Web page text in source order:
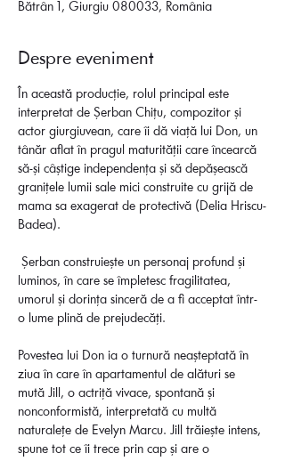
Bătrân 1, Giurgiu 080033, România
Despre eveniment
În această producție, rolul principal este
interpretat de Șerban Chițu, compozitor și
actor giurgiuvean, care îi dă viață lui Don, un
tânăr aflat în pragul maturității care încearcă
să-și câștige independența și să depășească
granițele lumii sale mici construite cu grijă de
mama sa exagerat de protectivă (Delia Hriscu-
Badea).
Șerban construiește un personaj profund și
luminos, în care se împletesc fragilitatea,
umorul și dorința sinceră de a fi acceptat într-
o lume plină de prejudecăți.
Povestea lui Don ia o turnură neașteptată în
ziua în care în apartamentul de alături se
mută Jill, o actriță vivace, spontană și
nonconformistă, interpretată cu multă
naturalețe de Evelyn Marcu. Jill trăiește intens,
spune tot ce îi trece prin cap și are o